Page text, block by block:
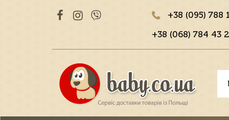
+38 (095) 788
+38 (068) 784 43